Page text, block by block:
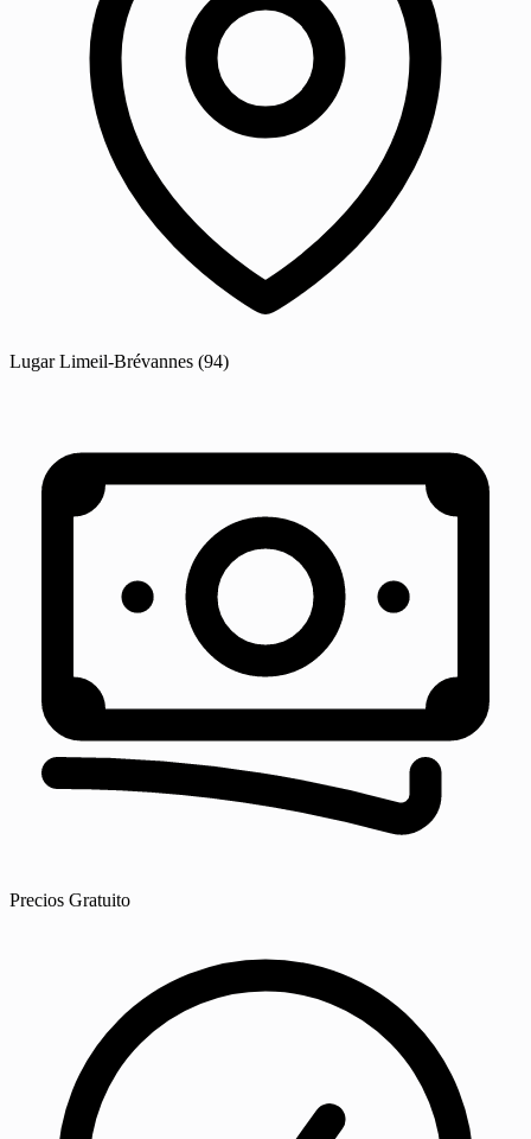
Lugar Limeil-Brévannes (94)
Precios Gratuito